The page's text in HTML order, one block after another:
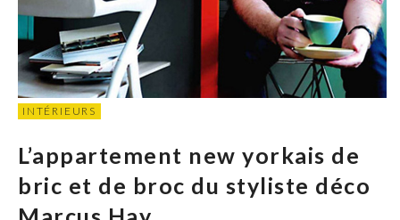
INTÉRIEURS
L’appartement new yorkais de
bric et de broc du styliste déco